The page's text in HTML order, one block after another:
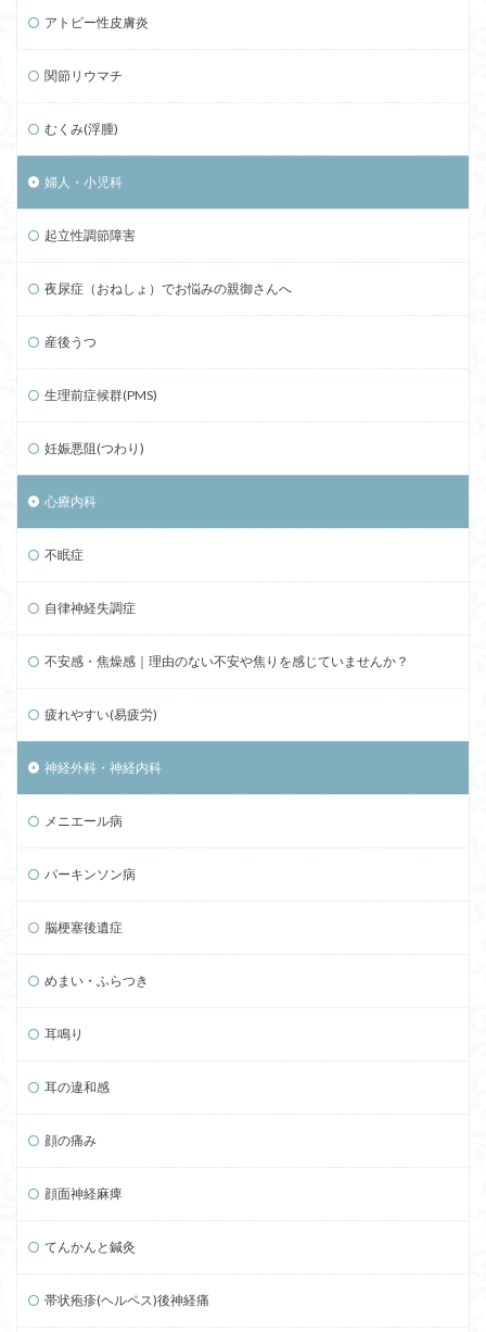
アトピー性皮膚炎
関節リウマチ
むくみ(浮腫)
婦人・小児科
起立性調節障害
夜尿症（おねしょ）でお悩みの親御さんへ
産後うつ
生理前症候群(PMS)
妊娠悪阻(つわり)
心療内科
不眠症
自律神経失調症
不安感・焦燥感｜理由のない不安や焦りを感じていませんか？
疲れやすい(易疲労)
神経外科・神経内科
メニエール病
パーキンソン病
脳梗塞後遺症
めまい・ふらつき
耳鳴り
耳の違和感
顔の痛み
顔面神経麻痺
てんかんと鍼灸
帯状疱疹(ヘルペス)後神経痛